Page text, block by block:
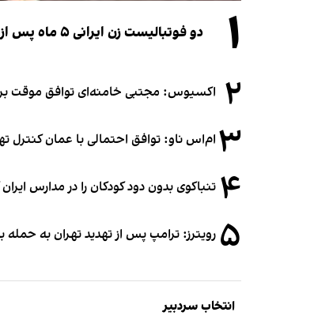
۱ دو فوتبالیست زن ایرانی ۵ ماه پس از پناهندگی، شهروند استرالیا شدند
۲ اکسیوس: مجتبی خامنه‌ای توافق موقت
۳ ام‌اس ناو: توافق احتمالی با عمان کنترل
۴ تنباکوی بدون دود کودکان را در مدارس
۵ رویترز: ترامپ پس از تهدید تهران به
انتخاب سردبیر